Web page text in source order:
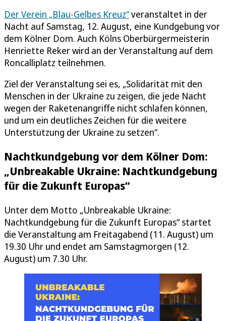
Der Verein „Blau-Gelbes Kreuz“veranstaltet in der
Nacht auf Samstag, 12. August, eine Kundgebung vor
dem Kölner Dom. Auch Kölns Oberbürgermeisterin
Henriette Reker wird an der Veranstaltung auf dem
Roncalliplatz teilnehmen.
Ziel der Veranstaltung sei es, „Solidarität mit den
Menschen in der Ukraine zu zeigen, die jede Nacht
wegen der Raketenangriffe nicht schlafen können,
und um ein deutliches Zeichen für die weitere
Unterstützung der Ukraine zu setzen“.
Nachtkundgebung vor dem Kölner Dom:
„Unbreakable Ukraine: Nachtkundgebung
für die Zukunft Europas“
Unter dem Motto „Unbreakable Ukraine:
Nachtkundgebung für die Zukunft Europas“ startet
die Veranstaltung am Freitagabend (11. August) um
19.30 Uhr und endet am Samstagmorgen (12.
August) um 7.30 Uhr.